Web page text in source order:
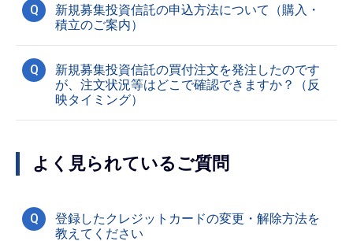
Q
新規募集投資信託の申込方法について（購入・
積立のご案内）
Q
新規募集投資信託の買付注文を発注したのです
が、注文状況等はどこで確認できますか？（反
映タイミング）
よく見られているご質問
Q
登録したクレジットカードの変更・解除方法を
教えてください